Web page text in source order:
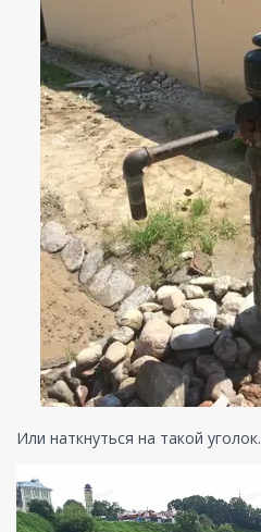
Или наткнуться на такой уголок.